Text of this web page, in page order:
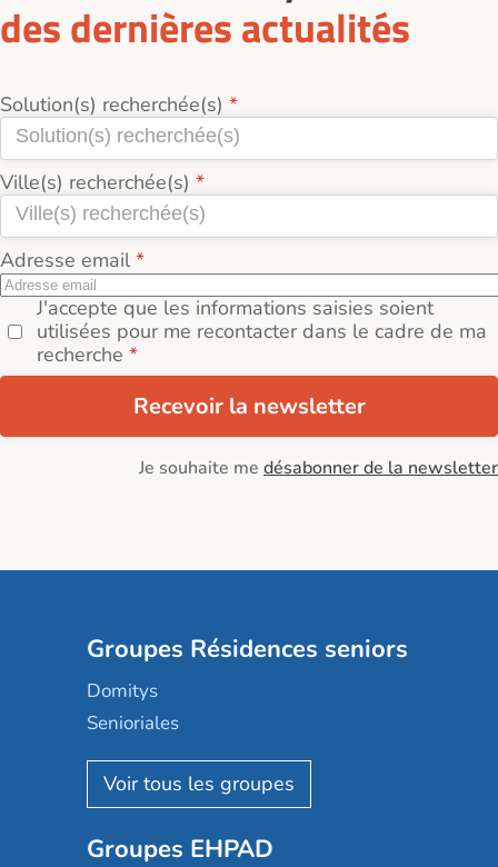
des dernières actualités
Solution(s) recherchée(s)
Ville(s) recherchée(s)
Adresse email
J'accepte que les informations saisies soient
utilisées pour me recontacter dans le cadre de ma
recherche
Recevoir la newsletter
Je souhaite me désabonner de la newsletter
Groupes Résidences seniors
Domitys
Senioriales
Nohée
Les Résidentiels
Mobicap
Groupes EHPAD